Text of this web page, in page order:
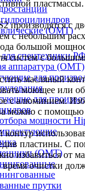
(OMT)
для спецтехники
аппаратура (OMT)
для
для
мощности
(OMT)
прутки
пластмассы.
производятся с
с небольшим
большой
систем с
масляный
моющее или
с алюминием.
можно с помощью
пластины. С
избавиться от
время очистки